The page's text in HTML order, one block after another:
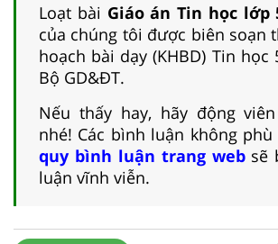
Loạt bài Giáo án Tin học
của chúng tôi được biên soạn
hoạch bài dạy (KHBD) Tin học
Bộ GD&ĐT.
Nếu thấy hay, hãy động
nhé! Các bình luận không
quy bình luận trang websẽ
luận vĩnh viễn.